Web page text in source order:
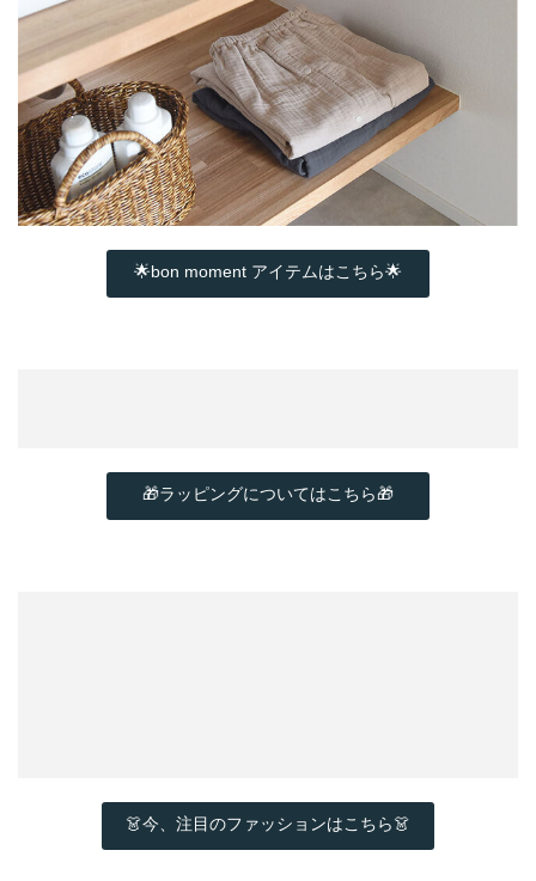
🌟bon moment アイテムはこちら🌟
🎁ラッピングについてはこちら🎁
👗今、注目のファッションはこちら👗